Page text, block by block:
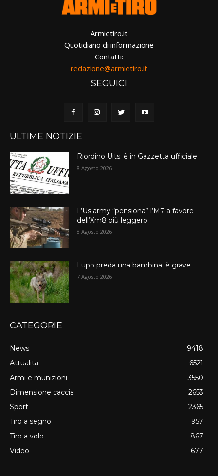
Armietiro.it
Quotidiano di informazione
Contatti:
redazione@armietiro.it
SEGUICI
ULTIME NOTIZIE
Riordino Uits: è in Gazzetta ufficiale
8 Agosto 2026
L’Us army “pensiona” l’M7 a favore
dell’Xm8 più leggero
8 Agosto 2026
Lupo preda una bambina: è grave
7 Agosto 2026
CATEGORIE
News
9418
Attualità
6521
Armi e munizioni
3550
Dimensione caccia
2653
Sport
2365
Tiro a segno
957
Tiro a volo
867
Video
677